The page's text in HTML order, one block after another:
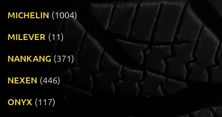
MICHELIN (1004)
MILEVER (11)
NANKANG (371)
NEXEN (446)
ONYX (117)